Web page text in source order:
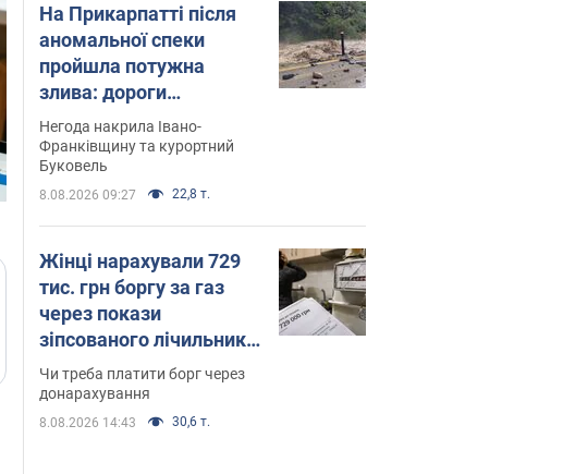
На Прикарпатті після
аномальної спеки
пройшла потужна
злива: дороги
перетворились на
річки. Відео
Негода накрила Івано-
Франківщину та курортний
Буковель
8.08.2026 09:27 22,8 т.
Жінці нарахували 729
тис. грн боргу за газ
через покази
зіпсованого лічильника:
суддя ухвалив
неочікуване рішення
Чи треба платити борг через
донарахування
8.08.2026 14:43 30,6 т.